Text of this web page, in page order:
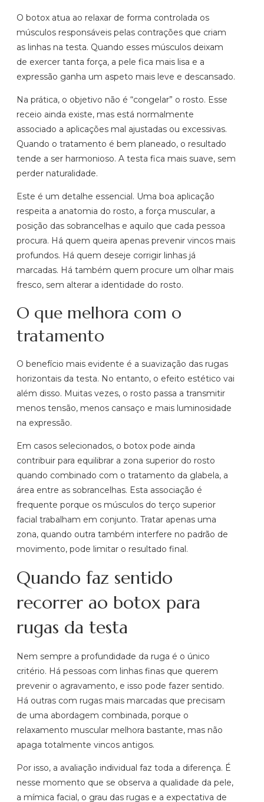
O botox atua ao relaxar de forma controlada os
músculos responsáveis pelas contrações que criam
as linhas na testa. Quando esses músculos deixam
de exercer tanta força, a pele fica mais lisa e a
expressão ganha um aspeto mais leve e descansado.
Na prática, o objetivo não é “congelar” o rosto. Esse
receio ainda existe, mas está normalmente
associado a aplicações mal ajustadas ou excessivas.
Quando o tratamento é bem planeado, o resultado
tende a ser harmonioso. A testa fica mais suave, sem
perder naturalidade.
Este é um detalhe essencial. Uma boa aplicação
respeita a anatomia do rosto, a força muscular, a
posição das sobrancelhas e aquilo que cada pessoa
procura. Há quem queira apenas prevenir vincos mais
profundos. Há quem deseje corrigir linhas já
marcadas. Há também quem procure um olhar mais
fresco, sem alterar a identidade do rosto.
O que melhora com o
tratamento
O benefício mais evidente é a suavização das rugas
horizontais da testa. No entanto, o efeito estético vai
além disso. Muitas vezes, o rosto passa a transmitir
menos tensão, menos cansaço e mais luminosidade
na expressão.
Em casos selecionados, o botox pode ainda
contribuir para equilibrar a zona superior do rosto
quando combinado com o tratamento da glabela, a
área entre as sobrancelhas. Esta associação é
frequente porque os músculos do terço superior
facial trabalham em conjunto. Tratar apenas uma
zona, quando outra também interfere no padrão de
movimento, pode limitar o resultado final.
Quando faz sentido
recorrer ao botox para
rugas da testa
Nem sempre a profundidade da ruga é o único
critério. Há pessoas com linhas finas que querem
prevenir o agravamento, e isso pode fazer sentido.
Há outras com rugas mais marcadas que precisam
de uma abordagem combinada, porque o
relaxamento muscular melhora bastante, mas não
apaga totalmente vincos antigos.
Por isso, a avaliação individual faz toda a diferença. É
nesse momento que se observa a qualidade da pele,
a mímica facial, o grau das rugas e a expectativa de